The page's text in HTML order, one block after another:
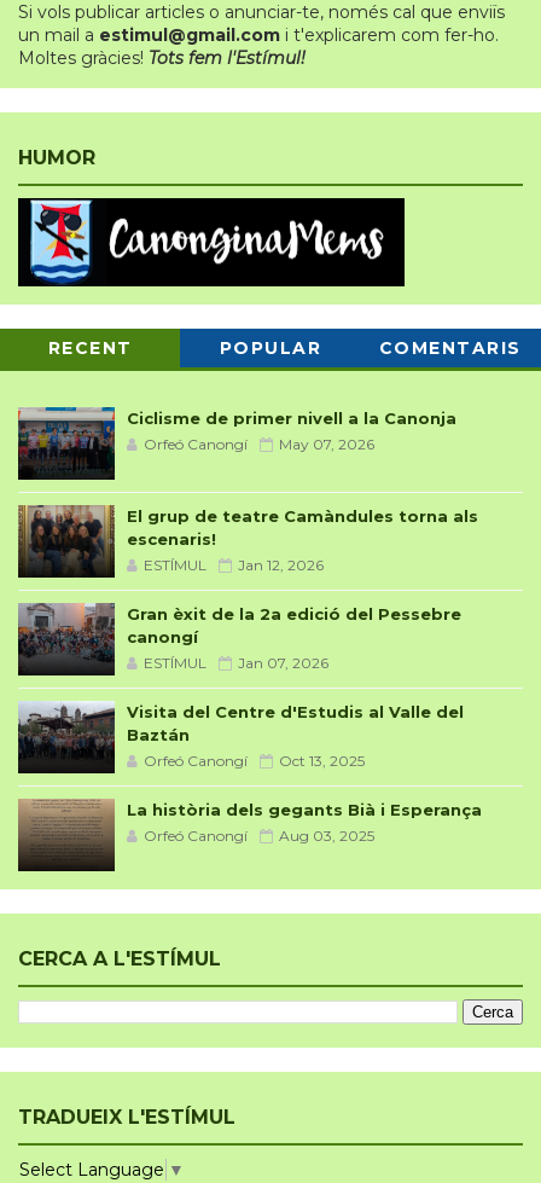
Si vols publicar articles o anunciar-te, només cal que enviïs
un mail a estimul@gmail.com i t'explicarem com fer-ho.
Moltes gràcies! Tots fem l'Estímul!
HUMOR
RECENT POPULAR COMENTARIS
Ciclisme de primer nivell a la Canonja
Orfeó Canongí May 07, 2026
El grup de teatre Camàndules torna als
escenaris!
ESTÍMUL Jan 12, 2026
Gran èxit de la 2a edició del Pessebre
canongí
ESTÍMUL Jan 07, 2026
Visita del Centre d'Estudis al Valle del
Baztán
Orfeó Canongí Oct 13, 2025
La història dels gegants Bià i Esperança
Orfeó Canongí Aug 03, 2025
CERCA A L'ESTÍMUL
TRADUEIX L'ESTÍMUL
Select Language ▼